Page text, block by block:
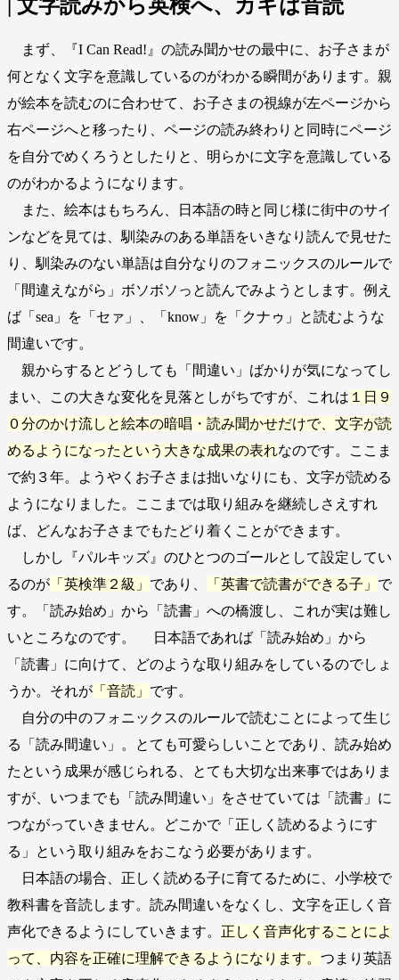
| 文字読みから英検へ、カギは音読
まず、『I Can Read!』の読み聞かせの最中に、お子さまが
何となく文字を意識しているのがわかる瞬間があります。親
が絵本を読むのに合わせて、お子さまの視線が左ページから
右ページへと移ったり、ページの読み終わりと同時にページ
を自分でめくろうとしたりと、明らかに文字を意識している
のがわかるようになります。
また、絵本はもちろん、日本語の時と同じ様に街中のサイ
ンなどを見ては、馴染みのある単語をいきなり読んで見せた
り、馴染みのない単語は自分なりのフォニックスのルールで
「間違えながら」ボソボソっと読んでみようとします。例え
ば「sea」を「セァ」、「know」を「クナゥ」と読むような
間違いです。
親からするとどうしても「間違い」ばかりが気になってし
まい、この大きな変化を見落としがちですが、これは １日９
０分のかけ流しと絵本の暗唱・読み聞かせだけで、文字が読
めるようになったという大きな成果の表れなのです。ここま
で約３年。ようやくお子さまは拙いなりにも、文字が読める
ようになりました。ここまでは取り組みを継続しさえすれ
ば、どんなお子さまでもたどり着くことができます。
しかし『パルキッズ』のひとつのゴールとして設定してい
るのが 「英検準２級」 であり、 「英書で読書ができる子」 で
す。「読み始め」から「読書」への橋渡し、これが実は難し
いところなのです。 日本語であれば「読み始め」から
「読書」に向けて、どのような取り組みをしているのでしょ
うか。それが 「音読」 です。
自分の中のフォニックスのルールで読むことによって生じ
る「読み間違い」。とても可愛らしいことであり、読み始め
たという成果が感じられる、とても大切な出来事ではありま
すが、いつまでも「読み間違い」をさせていては「読書」に
つながっていきません。どこかで「正しく読めるようにす
る」という取り組みをおこなう必要があります。
日本語の場合、正しく読める子に育てるために、小学校で
教科書を音読します。読み間違いをなくし、文字を正しく音
声化できるようにしていきます。 正しく音声化することによ
って、内容を正確に理解できるようになります。 つまり英語